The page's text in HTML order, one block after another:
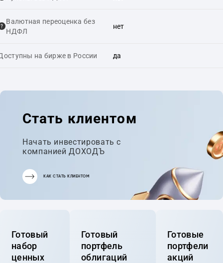
Валютная переоценка без
НДФЛ
нет
на бирже в России да
Стать клиентом
Начать инвестировать с
компанией ДОХОДЪ
КАК СТАТЬ КЛИЕНТОМ
Готовый
набор
ценных
Готовый
портфель
облигаций
Готовые
портфели
акций